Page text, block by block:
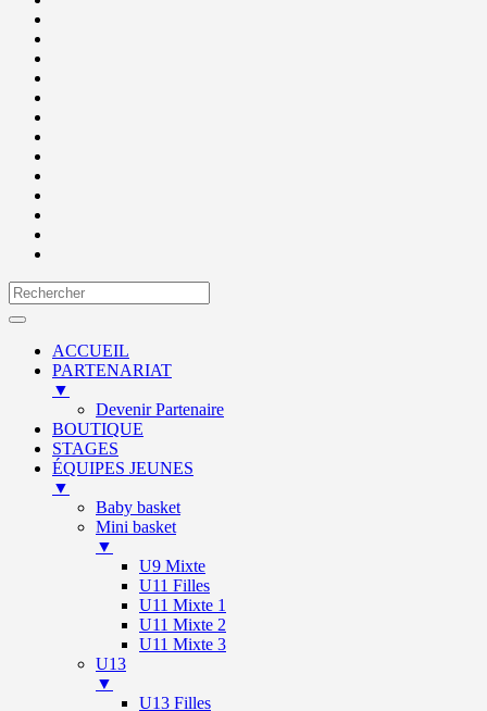
ACCUEIL
PARTENARIAT
▼
Devenir Partenaire
BOUTIQUE
STAGES
ÉQUIPES JEUNES
▼
Baby basket
Mini basket
▼
U9 Mixte
U11 Filles
U11 Mixte 1
U11 Mixte 2
U11 Mixte 3
U13
▼
U13 Filles